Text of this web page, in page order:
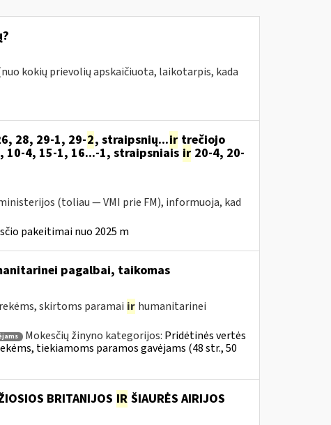
kokių prievolių apskaičiuota, laikotarpis, kada
28, 29-1, 29-2, straipsnių...irtrečiojo
10-4, 15-1, 16...-1, straipsniais ir20-4, 20-
(toliau — VMI prie FM), informuoja, kad
pakeitimai nuo 2025 m
pagalbai, taikomas
skirtoms paramai ir humanitarinei
Mokesčių žinyno kategorijos: Pridėtinės vertės
tiekiamoms paramos gavėjams (48 str., 50
BRITANIJOS IR ŠIAURĖS AIRIJOS